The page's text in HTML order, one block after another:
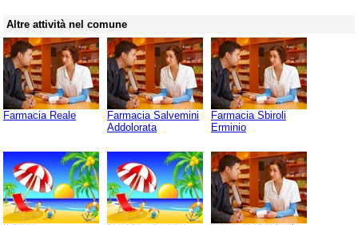
Altre attività nel comune
Farmacia Reale
Farmacia Salvemini
Addolorata
Farmacia Sbiroli
Erminio